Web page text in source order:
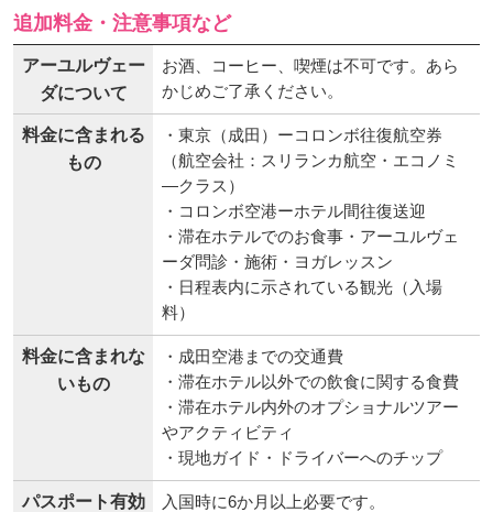
追加料金・注意事項など
アーユルヴェー
ダについて
お酒、コーヒー、喫煙は不可です。あら
かじめご了承ください。
料金に含まれる
もの
・東京（成田）ーコロンボ往復航空券
（航空会社：スリランカ航空・エコノミ
―クラス）
・コロンボ空港ーホテル間往復送迎
・滞在ホテルでのお食事・アーユルヴェ
ーダ問診・施術・ヨガレッスン
・日程表内に示されている観光（入場
料）
料金に含まれな
いもの
・成田空港までの交通費
・滞在ホテル以外での飲食に関する食費
・滞在ホテル内外のオプショナルツアー
やアクティビティ
・現地ガイド・ドライバーへのチップ
パスポート有効 入国時に6か月以上必要です。